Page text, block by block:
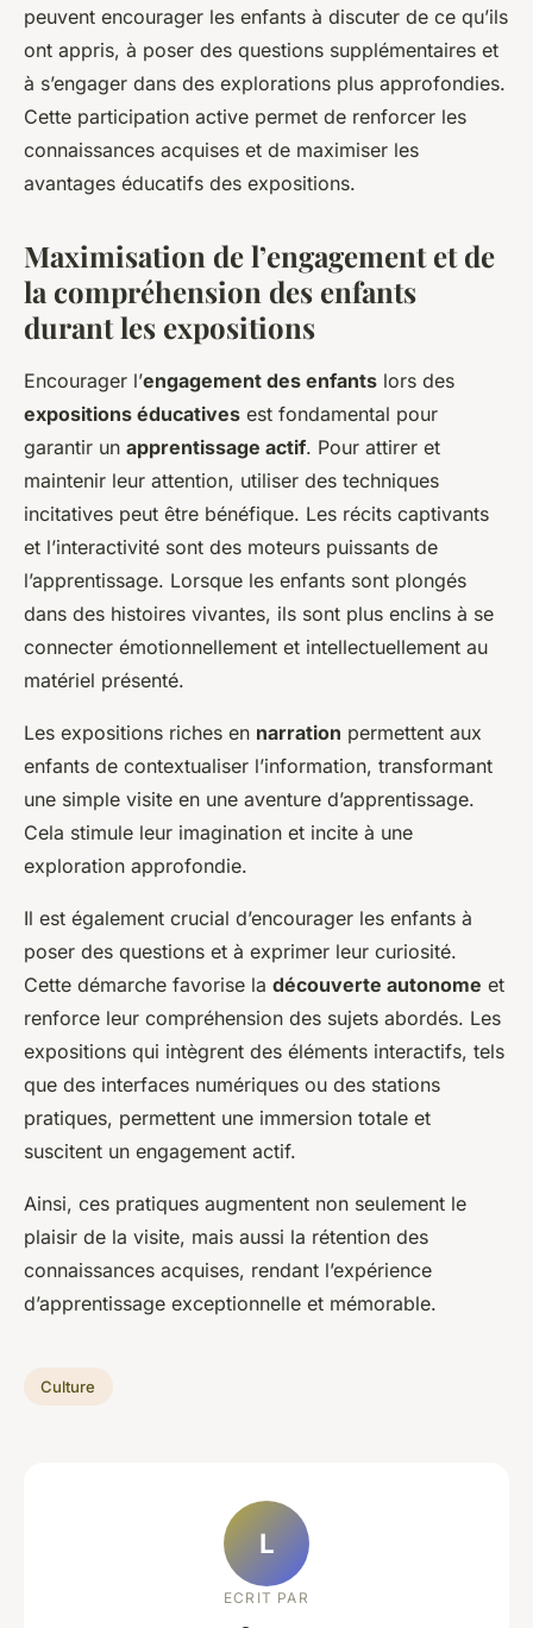
peuvent encourager les enfants à discuter de ce qu’ils
ont appris, à poser des questions supplémentaires et
à s’engager dans des explorations plus approfondies.
Cette participation active permet de renforcer les
connaissances acquises et de maximiser les
avantages éducatifs des expositions.
Maximisation de l’engagement et de
la compréhension des enfants
durant les expositions
Encourager l’engagement des enfants lors des
expositions éducatives est fondamental pour
garantir un apprentissage actif. Pour attirer et
maintenir leur attention, utiliser des techniques
incitatives peut être bénéfique. Les récits captivants
et l’interactivité sont des moteurs puissants de
l’apprentissage. Lorsque les enfants sont plongés
dans des histoires vivantes, ils sont plus enclins à se
connecter émotionnellement et intellectuellement au
matériel présenté.
Les expositions riches en narration permettent aux
enfants de contextualiser l’information, transformant
une simple visite en une aventure d’apprentissage.
Cela stimule leur imagination et incite à une
exploration approfondie.
Il est également crucial d’encourager les enfants à
poser des questions et à exprimer leur curiosité.
Cette démarche favorise la découverte autonome et
renforce leur compréhension des sujets abordés. Les
expositions qui intègrent des éléments interactifs, tels
que des interfaces numériques ou des stations
pratiques, permettent une immersion totale et
suscitent un engagement actif.
Ainsi, ces pratiques augmentent non seulement le
plaisir de la visite, mais aussi la rétention des
connaissances acquises, rendant l’expérience
d’apprentissage exceptionnelle et mémorable.
Culture
L
ECRIT PAR